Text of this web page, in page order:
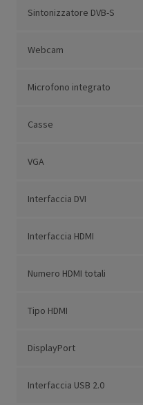
Sintonizzatore DVB-S
Webcam
Microfono integrato
Casse
VGA
Interfaccia DVI
Interfaccia HDMI
Numero HDMI totali
Tipo HDMI
DisplayPort
Interfaccia USB 2.0